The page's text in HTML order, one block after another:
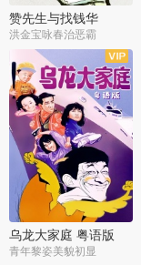
赞先生与找钱华
洪金宝咏春治恶霸
乌龙大家庭 粤语版
青年黎姿美貌初显